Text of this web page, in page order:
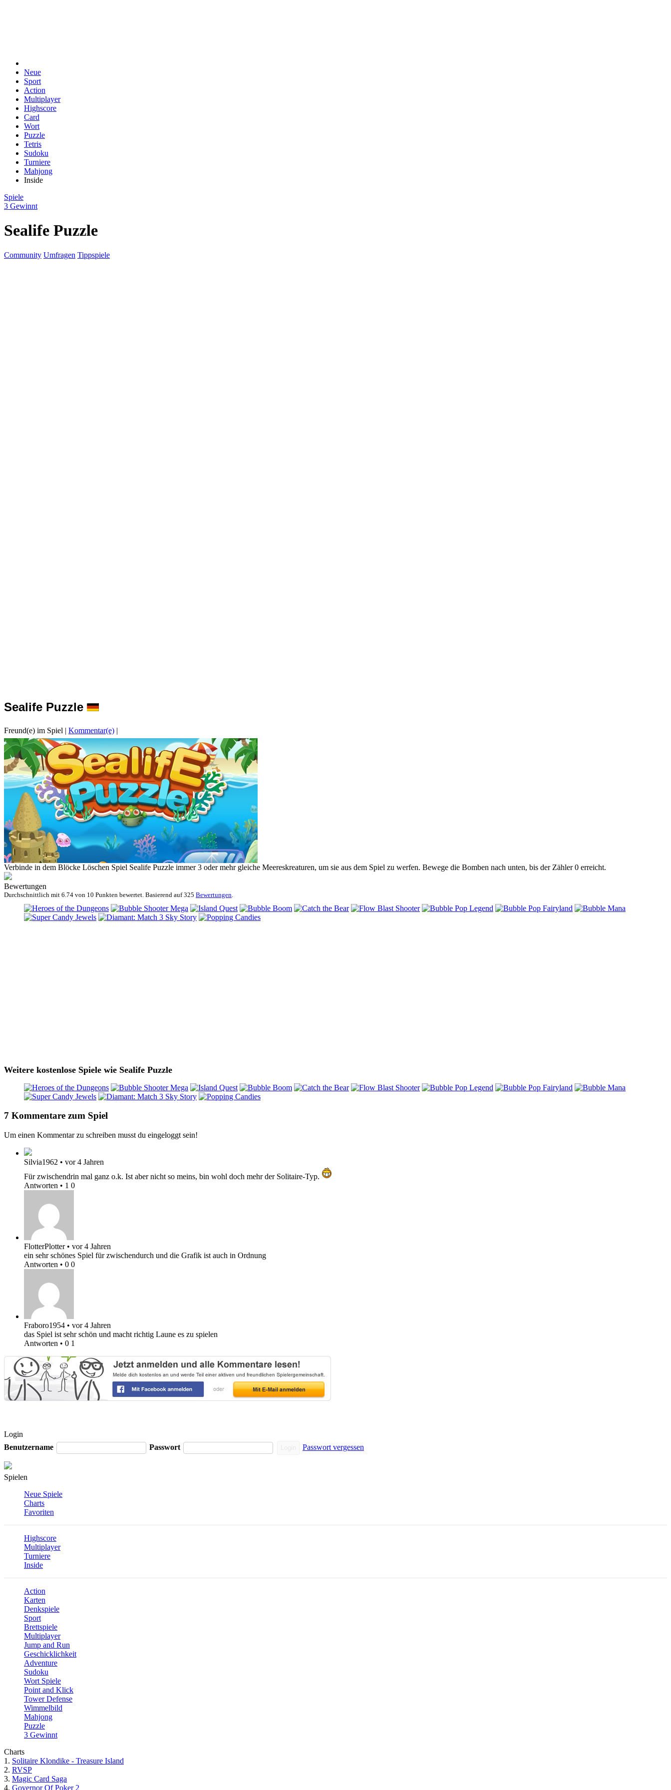
Neue
Sport
Action
Multiplayer
Highscore
Card
Wort
Puzzle
Tetris
Sudoku
Turniere
Mahjong
Inside
Spiele
3 Gewinnt
Sealife Puzzle
Community Umfragen Tippspiele
Sealife Puzzle
Freund(e) im Spiel | Kommentar(e) |
Verbinde in dem Blöcke Löschen Spiel Sealife Puzzle immer 3 oder mehr gleiche Meereskreaturen, um sie aus dem Spiel zu werfen. Bewege die Bomben nach unten, bis der Zähler 0 erreicht.
Bewertungen
Durchschnittlich mit 6.74 von 10 Punkten bewertet. Basierend auf325 Bewertungen
Weitere kostenlose Spiele wie Sealife Puzzle
7 Kommentare zum Spiel
Um einen Kommentar zu schreiben musst du eingeloggt sein!
Silvia1962 • vor 4 Jahren
Für zwischendrin mal ganz o.k. Ist aber nicht so meins, bin wohl doch mehr der Solitaire-Typ.
Antworten • 1 0
FlotterPlotter • vor 4 Jahren
ein sehr schönes Spiel für zwischendurch und die Grafik ist auch in Ordnung
Antworten • 0 0
Fraboro1954 • vor 4 Jahren
das Spiel ist sehr schön und macht richtig Laune es zu spielen
Antworten • 0 1
Login
Benutzername
Passwort Passwort vergessen
Spielen
Neue Spiele
Charts
Favoriten
Highscore
Multiplayer
Turniere
Inside
Action
Karten
Denkspiele
Sport
Brettspiele
Multiplayer
Jump and Run
Geschicklichkeit
Adventure
Sudoku
Wort Spiele
Point and Klick
Tower Defense
Wimmelbild
Mahjong
Puzzle
3 Gewinnt
Charts
1. Solitaire Klondike - Treasure Island
2. RVSP
3. Magic Card Saga
4. Governor Of Poker 2